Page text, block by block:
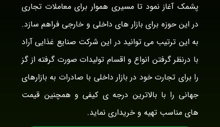
پشمک آغاز نمود تا مسیری هموار برای معاملات تجاری
در این حوزه برای بازار های داخلی و خارجی فراهم سازد.
به این ترتیب می توانید در این شرکت صنایع غذایی آراد
با درنظر گرفتن انواع و اقسام تولیدات صورت گرفته از گز
را برای تجارت خود در بازار داخلی با صادرات به بازارهای
جهانی را با بالاترین درجه ی کیفی و همچنین قیمت
های مناسب تهیه و خریداری نماید.